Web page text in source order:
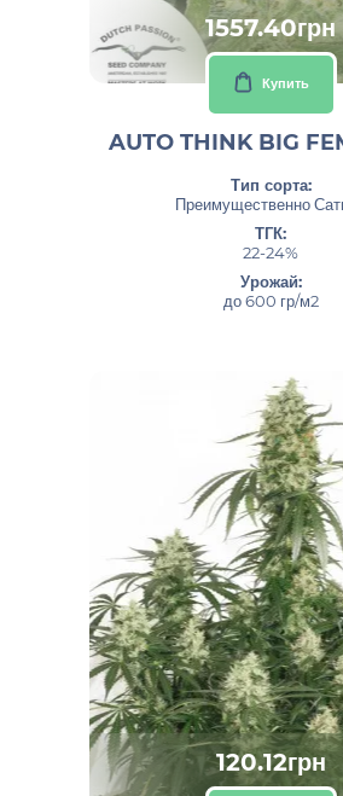
1557.40грн
Купить
AUTO THINK BIG
Тип сорта:
Преимущественно
ТГК:
22-24%
Урожай:
до 600 гр/м2
120.12грн